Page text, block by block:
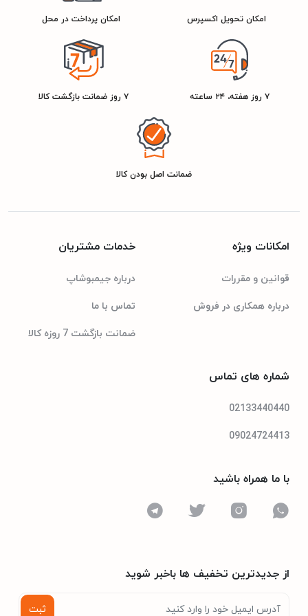
امکان تحویل اکسپرس امکان پرداخت در محل
۷ روز هفته، ۲۴ ساعته ۷ روز ضمانت بازگشت کالا
ضمانت اصل بودن کالا
امکانات ویژه
قوانین و مقررات
درباره همکاری در فروش
خدمات مشتریان
درباره جیمبوشاپ
تماس با ما
ضمانت بازگشت 7 روزه کالا
شماره های تماس
02133440440
09024724413
با ما همراه باشید
از جدیدترین تخفیف ها باخبر شوید
ثبت